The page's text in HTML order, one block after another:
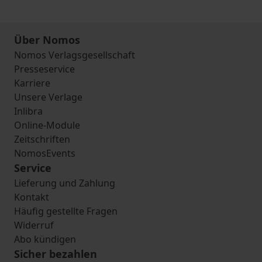
Über Nomos
Nomos Verlagsgesellschaft
Presseservice
Karriere
Unsere Verlage
Inlibra
Online-Module
Zeitschriften
NomosEvents
Service
Lieferung und Zahlung
Kontakt
Häufig gestellte Fragen
Widerruf
Abo kündigen
Sicher bezahlen